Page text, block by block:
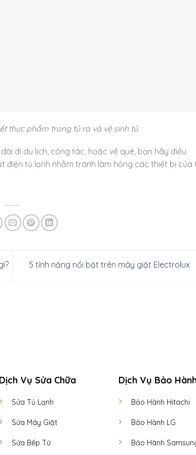
thực phẩm trong tủ ra và vệ sinh tủ.
đi du lịch, công tác, hoặc về quê, bạn hãy điều
điện tủ lạnh nhằm tránh làm hỏng các thiết bị của
5 tính năng nổi bật trên máy giặt Electrolux
Dịch Vụ Sửa Chữa
Sửa Tủ Lạnh
Sửa Máy Giặt
Sửa Bếp Từ
Dịch Vụ Bảo
Bảo Hành Hitachi
Bảo Hành LG
Bảo Hành